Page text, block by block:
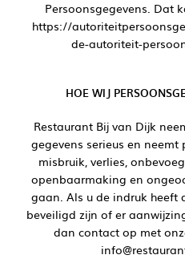
Persoonsgegevens. Dat
https://
de-autoriteit-
HOE WIJ
Restaurant Bij van Dijk
gegevens serieus en
misbruik, verlies,
openbaarmaking en
gaan. Als u de indruk heeft
beveiligd zijn of er
dan contact op met